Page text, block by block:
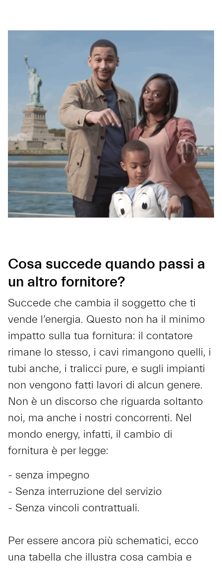
Cosa succede quando passi a
un altro fornitore?
Succede che cambia il soggetto che ti
vende l’energia. Questo non ha il minimo
impatto sulla tua fornitura: il contatore
rimane lo stesso, i cavi rimangono quelli, i
tubi anche, i tralicci pure, e sugli impianti
non vengono fatti lavori di alcun genere.
Non è un discorso che riguarda soltanto
noi, ma anche i nostri concorrenti. Nel
mondo energy, infatti, il cambio di
fornitura è per legge:
- senza impegno
- Senza interruzione del servizio
- Senza vincoli contrattuali.
Per essere ancora più schematici, ecco
una tabella che illustra cosa cambia e